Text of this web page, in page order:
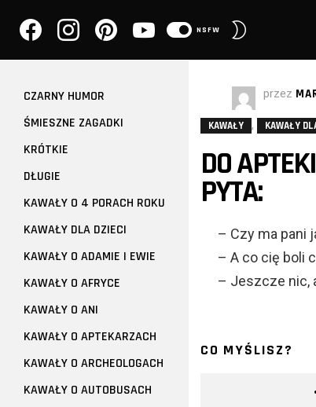
NSFW
przez
KAWAŁY , KAWAŁY
DO
PYTA:
– Czy ma pani
– A co cię boli
– Jeszcze nic,
CO MYŚLISZ?
CZARNY HUMOR
ŚMIESZNE ZAGADKI
KRÓTKIE
DŁUGIE
KAWAŁY O 4 PORACH ROKU
KAWAŁY DLA DZIECI
KAWAŁY O ADAMIE I EWIE
KAWAŁY O AFRYCE
KAWAŁY O ANI
KAWAŁY O APTEKARZACH
KAWAŁY O ARCHEOLOGACH
KAWAŁY O AUTOBUSACH